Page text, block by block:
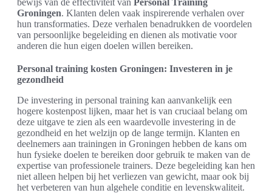
Groningen. Klanten delen vaak inspirerende verhalen over
hun transformaties. Deze verhalen benadrukken de voordelen
van persoonlijke begeleiding en dienen als motivatie voor
anderen die hun eigen doelen willen bereiken.
Personal training kosten Groningen: Investeren in je
gezondheid
De investering in personal training kan aanvankelijk een
hogere kostenpost lijken, maar het is van cruciaal belang om
deze uitgave te zien als een waardevolle investering in de
gezondheid en het welzijn op de lange termijn. Klanten en
deelnemers aan trainingen in Groningen hebben de kans om
hun fysieke doelen te bereiken door gebruik te maken van de
expertise van professionele trainers. Deze begeleiding kan hen
niet alleen helpen bij het verliezen van gewicht, maar ook bij
het verbeteren van hun algehele conditie en levenskwaliteit.